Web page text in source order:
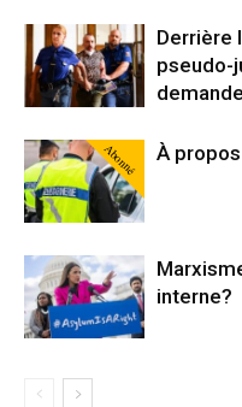
Derrière
pseudo-
Abonné À
interne?